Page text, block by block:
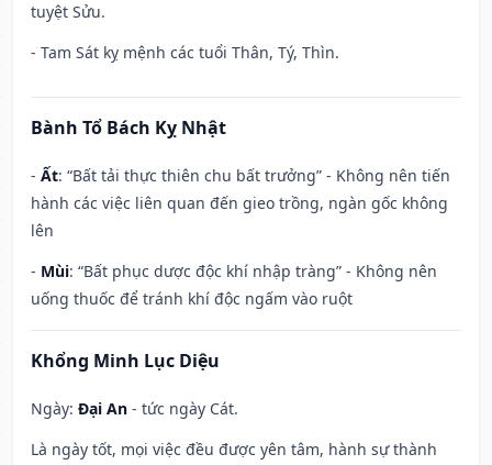
tuyệt Sửu.
- Tam Sát kỵ mệnh các tuổi Thân, Tý, Thìn.
Bành Tổ Bách Kỵ Nhật
- Ất: “Bất tải thực thiên chu bất trưởng” - Không nên tiến
hành các việc liên quan đến gieo trồng, ngàn gốc không
lên
- Mùi: “Bất phục dược độc khí nhập tràng” - Không nên
uống thuốc để tránh khí độc ngấm vào ruột
Khổng Minh Lục Diệu
Ngày: Đại An - tức ngày Cát.
Là ngày tốt, mọi việc đều được yên tâm, hành sự thành